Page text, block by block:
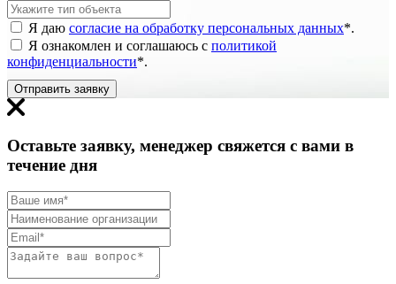
Я даю согласие на обработку персональных данных*.
Я ознакомлен и соглашаюсь с политикой
конфиденциальности*.
Отправить заявку
Оставьте заявку, менеджер свяжется с вами в
течение дня